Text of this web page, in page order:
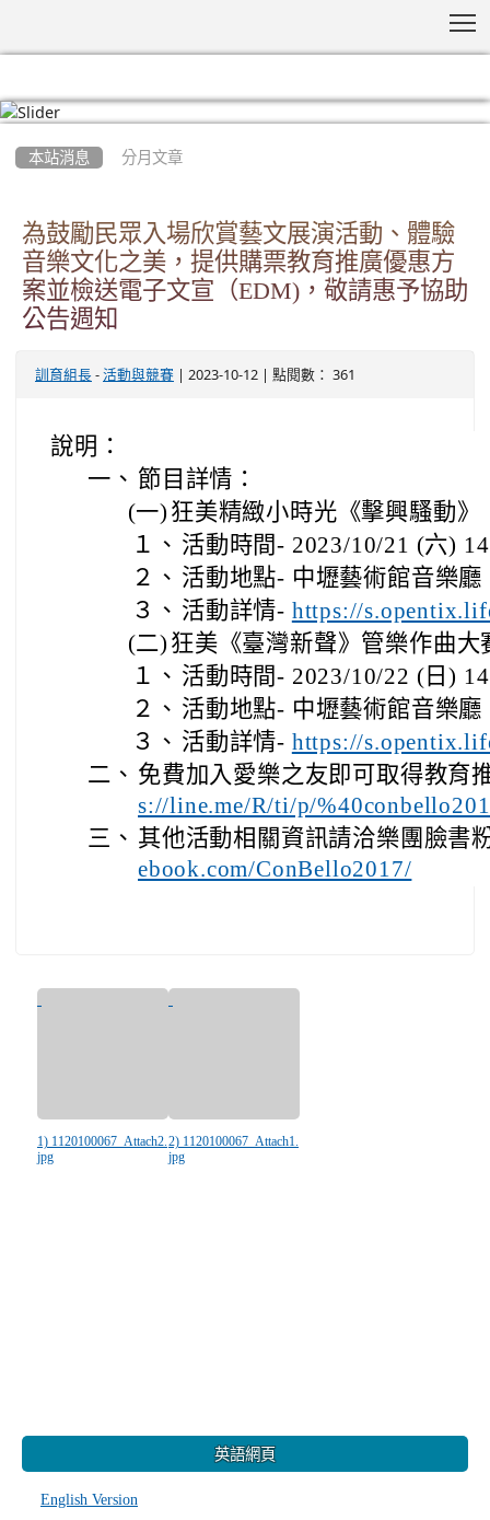
本站消息 分月文章
為鼓勵民眾入場欣賞藝文展演活動、體驗
音樂文化之美，提供購票教育推廣優惠方
案並檢送電子文宣（EDM)，敬請惠予協助
公告週知
訓育組長 - 活動與競賽 | 2023-10-12 | 點閱數： 361
說明：
一、 節目詳情：
(一) 狂美精緻小時光《擊興騷動》
１、 活動時間- 2023/10/21 (六)
２、 活動地點- 中壢藝術館音樂廳
３、 活動詳情- https://
(二) 狂美《臺灣新聲》管樂作曲大
１、 活動時間- 2023/10/22 (日)
２、 活動地點- 中壢藝術館音樂廳
３、 活動詳情- https://
二、 免費加入愛樂之友即可取得教育
s://line.me/R/ti/p/
三、 其他活動相關資訊請洽樂團臉書
ebook.com/ConBello2017/
1) 1120100067_Attach2.
jpg
2) 1120100067_Attach1.
jpg
英語網頁
English Version